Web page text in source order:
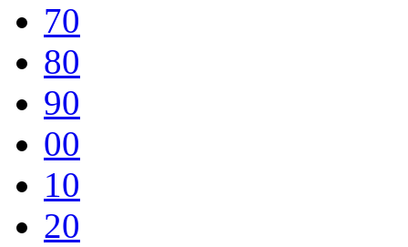
70
80
90
00
10
20